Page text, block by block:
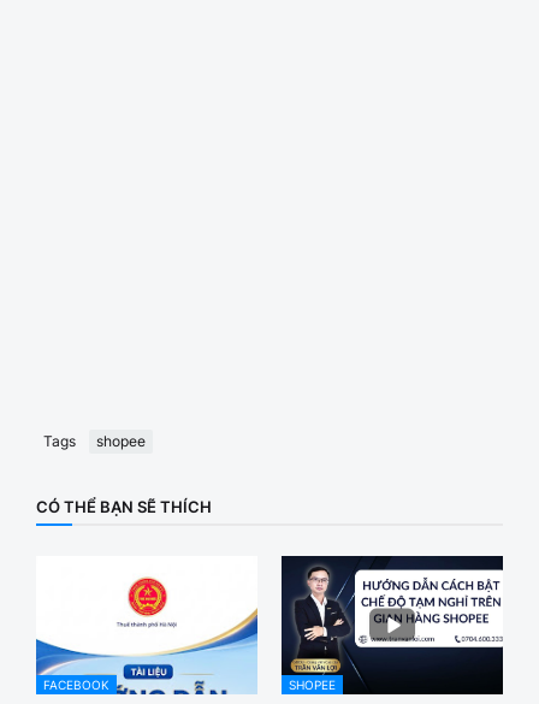
Tags shopee
CÓ THỂ BẠN SẼ THÍCH
FACEBOOK SHOPEE